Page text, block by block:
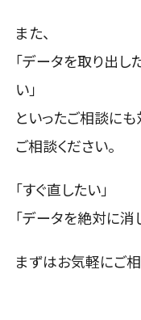
また、
「データを取り出
い」
といったご相談に
ご相談ください。
「すぐ直したい」
「データを絶対に消
まずはお気軽にご相